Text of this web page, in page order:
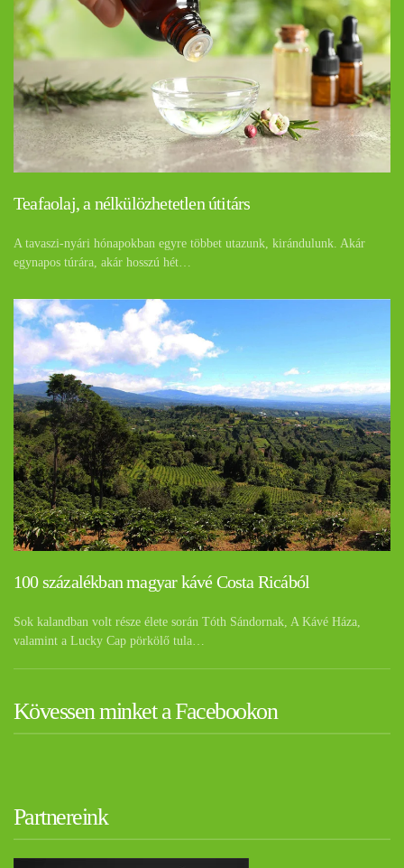
Teafaolaj, a nélkülözhetetlen útitárs
A tavaszi-nyári hónapokban egyre többet utazunk, kirándulunk. Akár
egynapos túrára, akár hosszú hét…
100 százalékban magyar kávé Costa Ricából
Sok kalandban volt része élete során Tóth Sándornak, A Kávé Háza,
valamint a Lucky Cap pörkölő tula…
Kövessen minket a Facebookon
Partnereink